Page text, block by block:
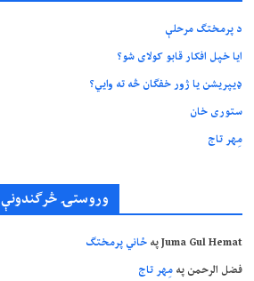
د پرمختګ مرحلې
ایا خپل افکار قابو کولای شو؟
ډیپریشن یا ژور خفګان څه ته وایي؟
ستوری خان
مِهر تاج
وروستۍ څرگندونې
Juma Gul Hematپهځاني پرمختګ
فضل الرحمنپهمِهر تاج